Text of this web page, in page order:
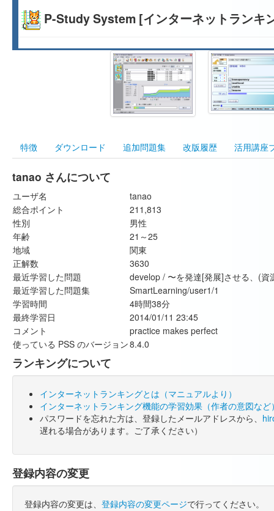
P-Study System [インターネットランキ
特徴 ダウンロード 追加問題集 改版履歴 活用講座
tanao さんについて
ユーザ名
tanao
総合ポイント
211,813
性別
男性
年齢
21～25
地域
関東
正解数
3630
最近学習した問題
develop / 〜を発達[発展]させる、(資
最近学習した問題集
SmartLearning/user1/1
学習時間
4時間38分
最終学習日
2014/01/11 23:45
コメント
practice makes perfect
使っている PSS のバージョン8.4.0
ランキングについて
インターネットランキングとは（マニュアルより）
インターネットランキング機能の学習効果（作者の意図など
パスワードを忘れた方は、登録したメールアドレスから、
遅れる場合があります。ご了承ください）
登録内容の変更
登録内容の変更は、 登録内容の変更ページで行ってください。